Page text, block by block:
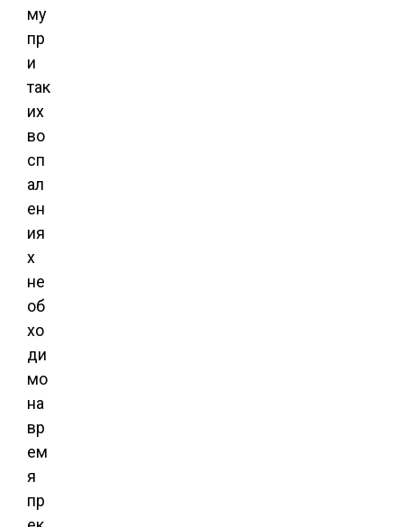
му
пр
и
так
их
во
сп
ал
ен
ия
х
не
об
хо
ди
мо
на
вр
ем
я
пр